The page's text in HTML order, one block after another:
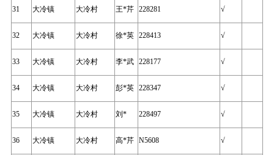
31 大冷镇 大冷村 王*芹 228281 √
32 大冷镇 大冷村 徐*英 228413 √
33 大冷镇 大冷村 李*武 228177 √
34 大冷镇 大冷村 彭*英 228347 √
35 大冷镇 大冷村 刘* 228497 √
36 大冷镇 大冷村 高*芹 N5608 √